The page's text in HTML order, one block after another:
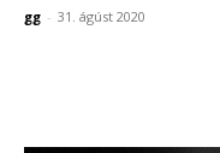
gg - 31. ágúst 2020